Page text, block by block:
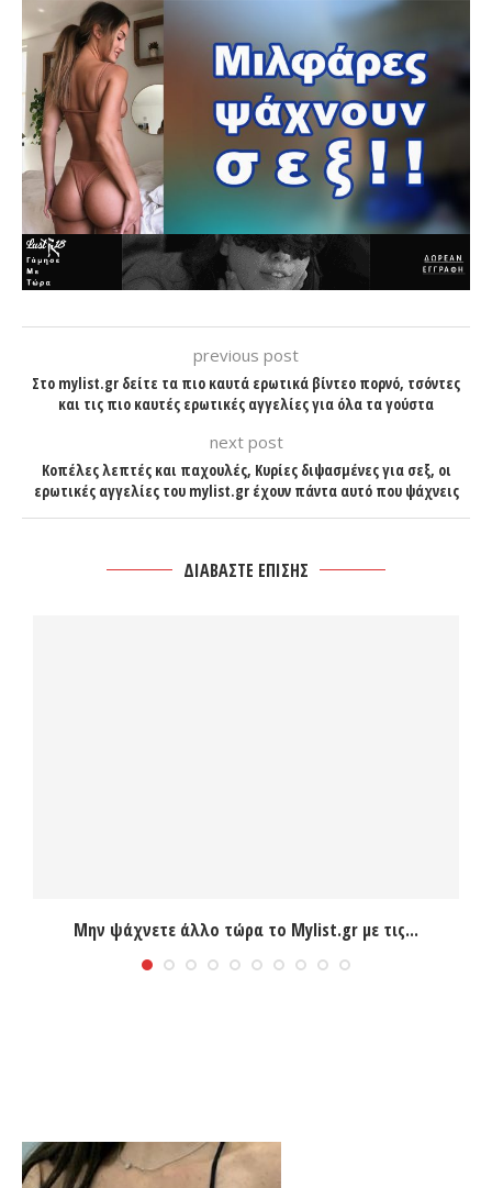
previous post
Στο mylist.gr δείτε τα πιο καυτά ερωτικά βίντεο πορνό, τσόντες
και τις πιο καυτές ερωτικές αγγελίες για όλα τα γούστα
next post
Κοπέλες λεπτές και παχουλές, Κυρίες διψασμένες για σεξ, οι
ερωτικές αγγελίες του mylist.gr έχουν πάντα αυτό που ψάχνεις
ΔΙΑΒΑΣΤΕ ΕΠΙΣΗΣ
Μην ψάχνετε άλλο τώρα το Mylist.gr με τις...